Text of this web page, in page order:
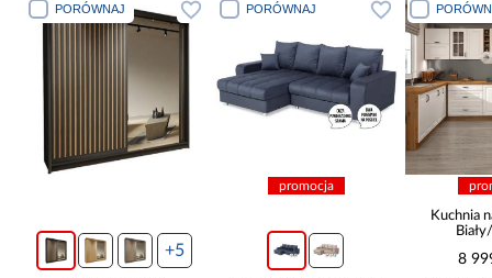
PORÓWNAJ
+5
PORÓWNAJ
promocja
Kuchnia
8